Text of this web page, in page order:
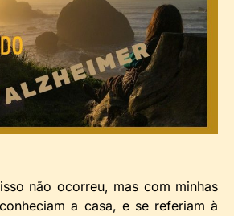
não ocorreu, mas com minhas
a casa, e se referiam à